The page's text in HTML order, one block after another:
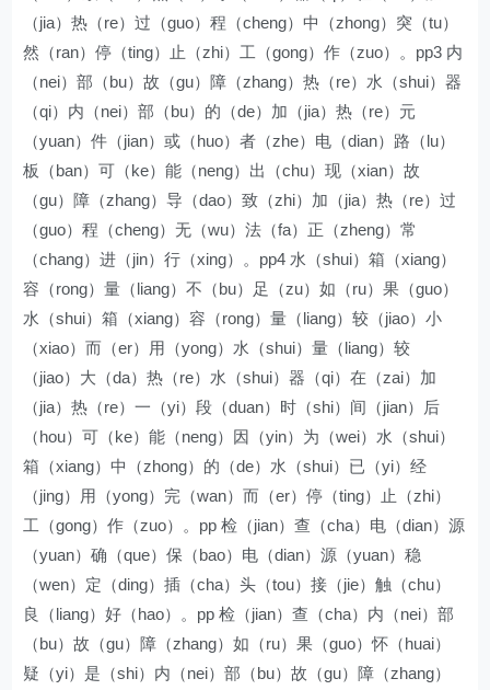
（jia）热（re）过（guo）程（cheng）中（zhong）突（tu）
然（ran）停（ting）止（zhi）工（gong）作（zuo）。pp3 内
（nei）部（bu）故（gu）障（zhang）热（re）水（shui）器
（qi）内（nei）部（bu）的（de）加（jia）热（re）元
（yuan）件（jian）或（huo）者（zhe）电（dian）路（lu）
板（ban）可（ke）能（neng）出（chu）现（xian）故
（gu）障（zhang）导（dao）致（zhi）加（jia）热（re）过
（guo）程（cheng）无（wu）法（fa）正（zheng）常
（chang）进（jin）行（xing）。pp4 水（shui）箱（xiang）
容（rong）量（liang）不（bu）足（zu）如（ru）果（guo）
水（shui）箱（xiang）容（rong）量（liang）较（jiao）小
（xiao）而（er）用（yong）水（shui）量（liang）较
（jiao）大（da）热（re）水（shui）器（qi）在（zai）加
（jia）热（re）一（yi）段（duan）时（shi）间（jian）后
（hou）可（ke）能（neng）因（yin）为（wei）水（shui）
箱（xiang）中（zhong）的（de）水（shui）已（yi）经
（jing）用（yong）完（wan）而（er）停（ting）止（zhi）
工（gong）作（zuo）。pp 检（jian）查（cha）电（dian）源
（yuan）确（que）保（bao）电（dian）源（yuan）稳
（wen）定（ding）插（cha）头（tou）接（jie）触（chu）
良（liang）好（hao）。pp 检（jian）查（cha）内（nei）部
（bu）故（gu）障（zhang）如（ru）果（guo）怀（huai）
疑（yi）是（shi）内（nei）部（bu）故（gu）障（zhang）